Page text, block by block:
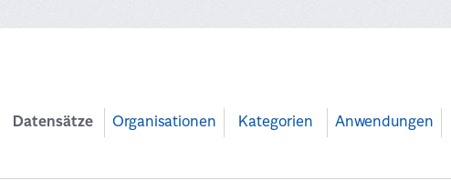
Datensätze Organisationen Kategorien Anwendungen